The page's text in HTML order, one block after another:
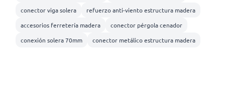
conector viga solera
refuerzo anti-viento estructura madera
accesorios ferretería madera
conector pérgola cenador
conexión solera 70mm
conector metálico estructura madera